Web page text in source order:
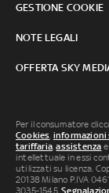
GESTIONE COOKIE
NOTE LEGALI
OFFERTA SKY
Per il consumatore
Cookies,
tariffaria,assistenza
intellettuale in essi
utilizzati su licenza.
20138 Milano P.IVA
3035-1545.